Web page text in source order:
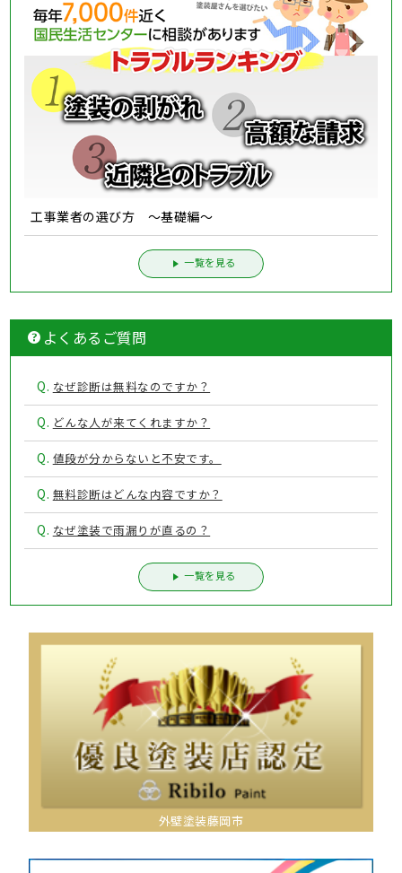
工事業者の選び方 ～基礎編～
一覧を見る
よくあるご質問
Q. なぜ診断は無料なのですか？
Q. どんな人が来てくれますか？
Q. 値段が分からないと不安です。
Q. 無料診断はどんな内容ですか？
Q. なぜ塗装で雨漏りが直るの？
一覧を見る
外壁塗装藤岡市